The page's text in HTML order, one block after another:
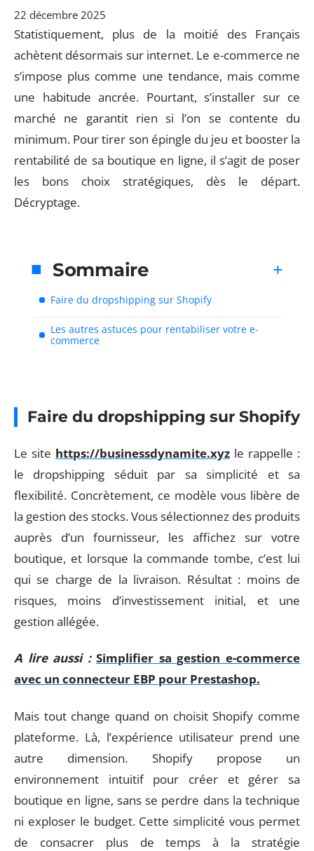
22 décembre 2025
Statistiquement, plus de la moitié des Français
achètent désormais sur internet. Le e-commerce ne
s’impose plus comme une tendance, mais comme
une habitude ancrée. Pourtant, s’installer sur ce
marché ne garantit rien si l’on se contente du
minimum. Pour tirer son épingle du jeu et booster la
rentabilité de sa boutique en ligne, il s’agit de poser
les bons choix stratégiques, dès le départ.
Décryptage.
Sommaire
Faire du dropshipping sur Shopify
Les autres astuces pour rentabiliser votre e-
commerce
Faire du dropshipping sur Shopify
Le site https://businessdynamite.xyz le rappelle :
le dropshipping séduit par sa simplicité et sa
flexibilité. Concrètement, ce modèle vous libère de
la gestion des stocks. Vous sélectionnez des produits
auprès d’un fournisseur, les affichez sur votre
boutique, et lorsque la commande tombe, c’est lui
qui se charge de la livraison. Résultat : moins de
risques, moins d’investissement initial, et une
gestion allégée.
A lire aussi : Simplifier sa gestion e-commerce
avec un connecteur EBP pour Prestashop.
Mais tout change quand on choisit Shopify comme
plateforme. Là, l’expérience utilisateur prend une
autre dimension. Shopify propose un
environnement intuitif pour créer et gérer sa
boutique en ligne, sans se perdre dans la technique
ni exploser le budget. Cette simplicité vous permet
de consacrer plus de temps à la stratégie